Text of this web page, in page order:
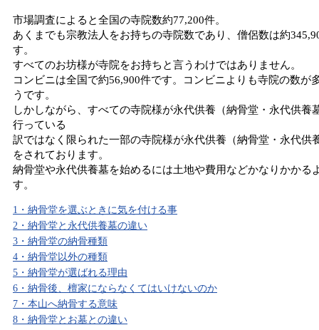
市場調査によると全国の寺院数約77,200件。
あくまでも宗教法人をお持ちの寺院数であり、僧侶数は約
す。
すべてのお坊様が寺院をお持ちと言うわけではありません。
コンビニは全国で約56,900件です。コンビニよりも寺院の数が
うです。
しかしながら、すべての寺院様が永代供養（納骨堂・永代供養
行っている
訳ではなく限られた一部の寺院様が永代供養（納骨堂・永代供
をされております。
納骨堂や永代供養墓を始めるには土地や費用などかなりかかる
す。
1・納骨堂を選ぶときに気を付ける事
2・納骨堂と永代供養墓の違い
3・納骨堂の納骨種類
4・納骨堂以外の種類
5・納骨堂が選ばれる理由
6・納骨後、檀家にならなくてはいけないのか
7・本山へ納骨する意味
8・納骨堂とお墓との違い